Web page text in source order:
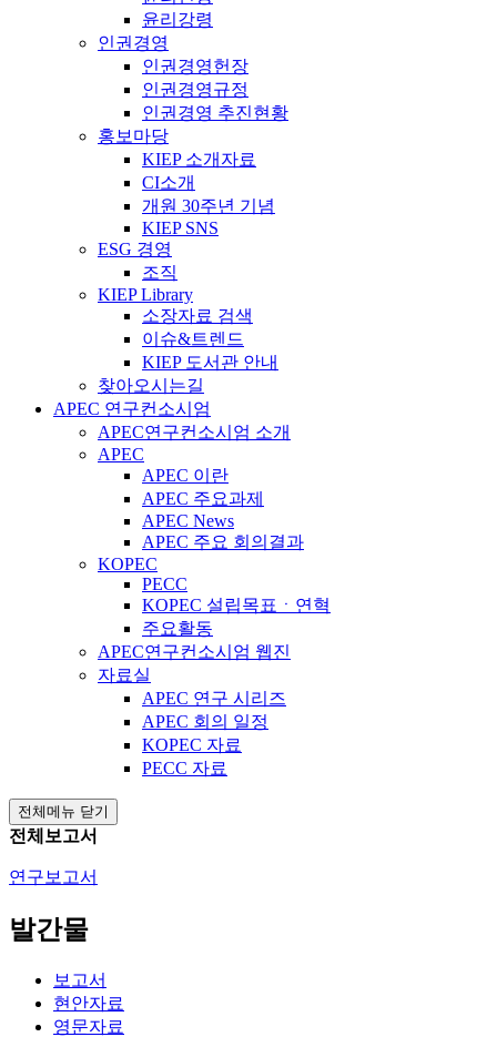
윤리강령
인권경영
인권경영헌장
인권경영규정
인권경영 추진현황
홍보마당
KIEP 소개자료
CI소개
개원 30주년 기념
KIEP SNS
ESG 경영
조직
KIEP Library
소장자료 검색
이슈&트렌드
KIEP 도서관 안내
찾아오시는길
APEC 연구컨소시엄
APEC연구컨소시엄 소개
APEC
APEC 이란
APEC 주요과제
APEC News
APEC 주요 회의결과
KOPEC
PECC
KOPEC 설립목표ㆍ연혁
주요활동
APEC연구컨소시엄 웹진
자료실
APEC 연구 시리즈
APEC 회의 일정
KOPEC 자료
PECC 자료
전체메뉴 닫기
전체보고서
연구보고서
발간물
보고서
현안자료
영문자료